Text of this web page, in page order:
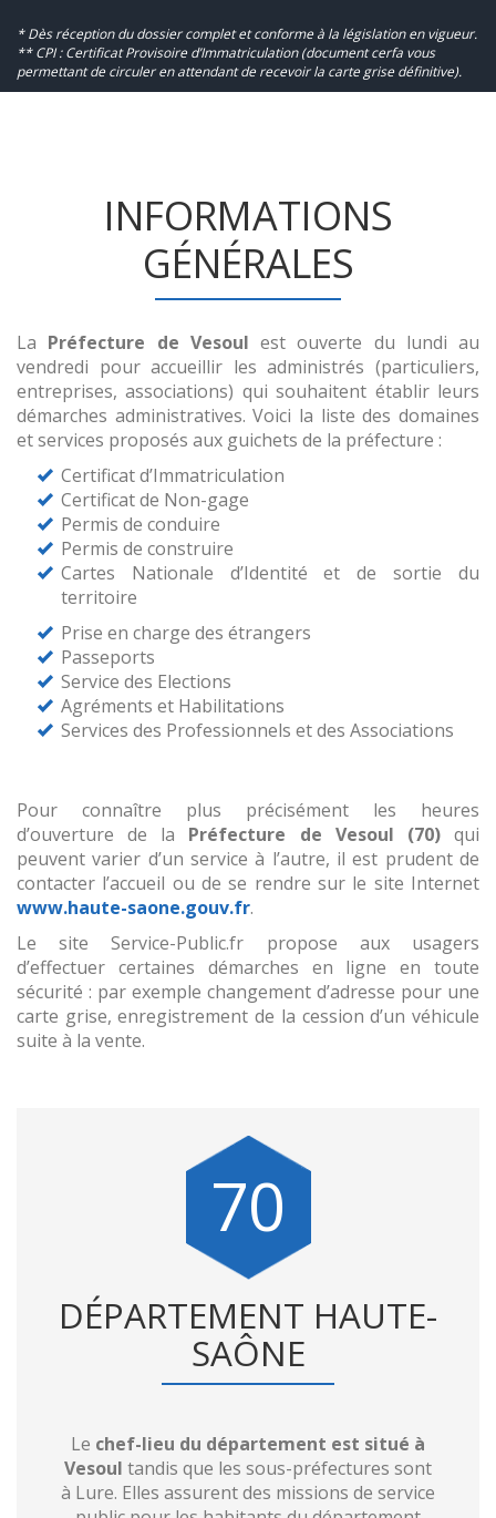
* Dès réception du dossier complet et conforme à la législation en vigueur.
** CPI : Certificat Provisoire d’Immatriculation (document cerfa vous
permettant de circuler en attendant de recevoir la carte grise définitive).
INFORMATIONS
GÉNÉRALES
La Préfecture de Vesoul est ouverte du lundi au
vendredi pour accueillir les administrés (particuliers,
entreprises, associations) qui souhaitent établir leurs
démarches administratives. Voici la liste des domaines
et services proposés aux guichets de la préfecture :
Certificat d’Immatriculation
Certificat de Non-gage
Permis de conduire
Permis de construire
Cartes Nationale d’Identité et de sortie du
territoire
Prise en charge des étrangers
Passeports
Service des Elections
Agréments et Habilitations
Services des Professionnels et des Associations
Pour connaître plus précisément les heures
d’ouverture de la Préfecture de Vesoul (70)qui
peuvent varier d’un service à l’autre, il est prudent de
contacter l’accueil ou de se rendre sur le site Internet
www.haute-saone.gouv.fr.
Le site Service-Public.fr propose aux usagers
d’effectuer certaines démarches en ligne en toute
sécurité : par exemple changement d’adresse pour une
carte grise, enregistrement de la cession d’un véhicule
suite à la vente.
70
DÉPARTEMENT HAUTE-
SAÔNE
Le chef-lieu du département est situé à
Vesoul tandis que les sous-préfectures sont
à Lure. Elles assurent des missions de service